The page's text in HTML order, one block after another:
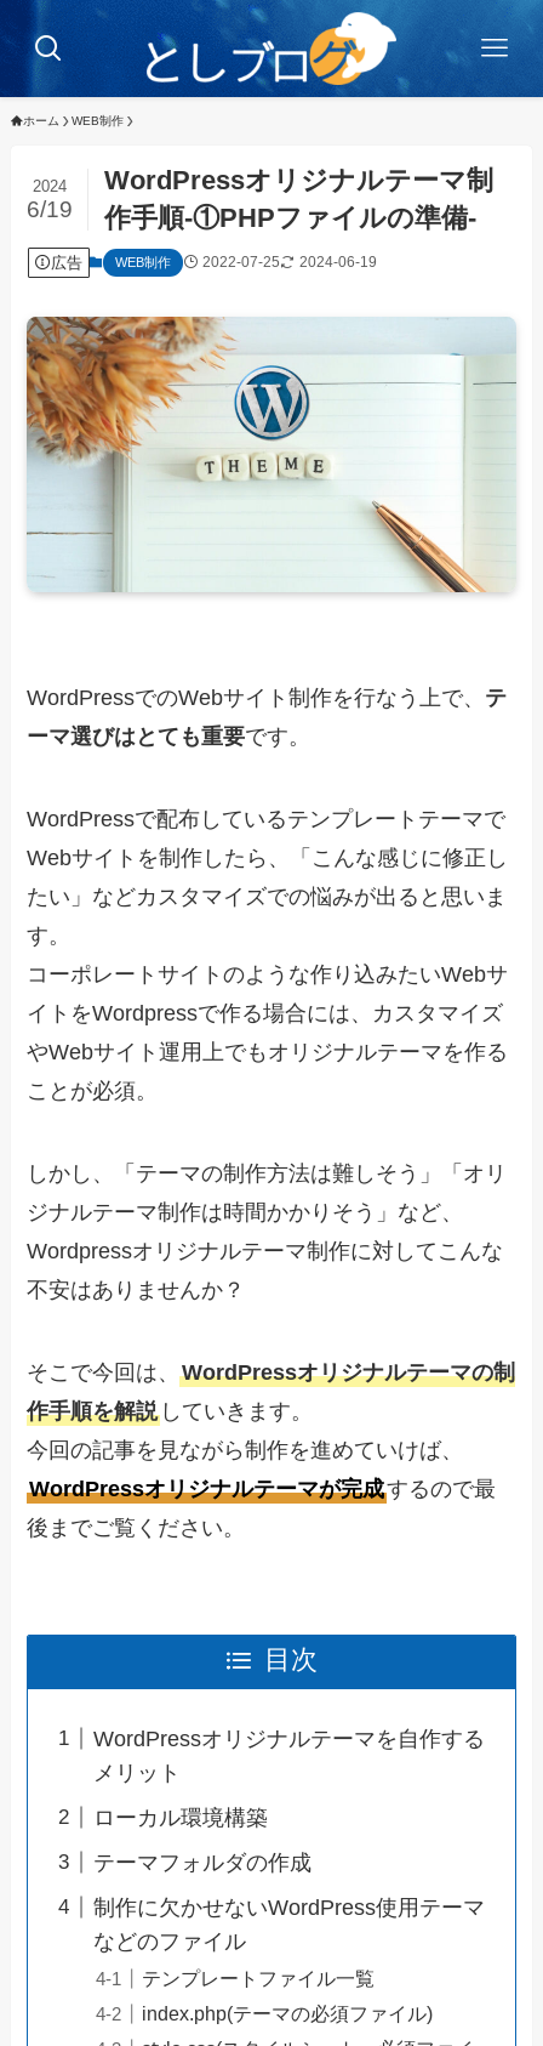
ホーム WEB制作
WordPressオリジナルテーマ制
作手順-①PHPファイルの準備-
2024
6/19
広告 WEB制作 2022-07-25 2024-06-19
WordPressでのWebサイト制作を行なう上で、 テ
ーマ選びはとても重要です。
WordPressで配布しているテンプレートテーマで
Webサイトを制作したら、「こんな感じに修正し
たい」などカスタマイズでの悩みが出ると思いま
す。
コーポレートサイトのような作り込みたいWebサ
イトをWordpressで作る場合には、カスタマイズ
やWebサイト運用上でもオリジナルテーマを作る
ことが必須。
しかし、「テーマの制作方法は難しそう」「オリ
ジナルテーマ制作は時間かかりそう」など、
Wordpressオリジナルテーマ制作に対してこんな
不安はありませんか？
そこで今回は、WordPressオリジナルテーマの制
作手順を解説 していきます。
今回の記事を見ながら制作を進めていけば、
WordPressオリジナルテーマが完成するので最
後までご覧ください。
目次
WordPressオリジナルテーマを自作する
メリット
ローカル環境構築
テーマフォルダの作成
制作に欠かせないWordPress使用テーマ
などのファイル
テンプレートファイル一覧
index.php(テーマの必須ファイル)